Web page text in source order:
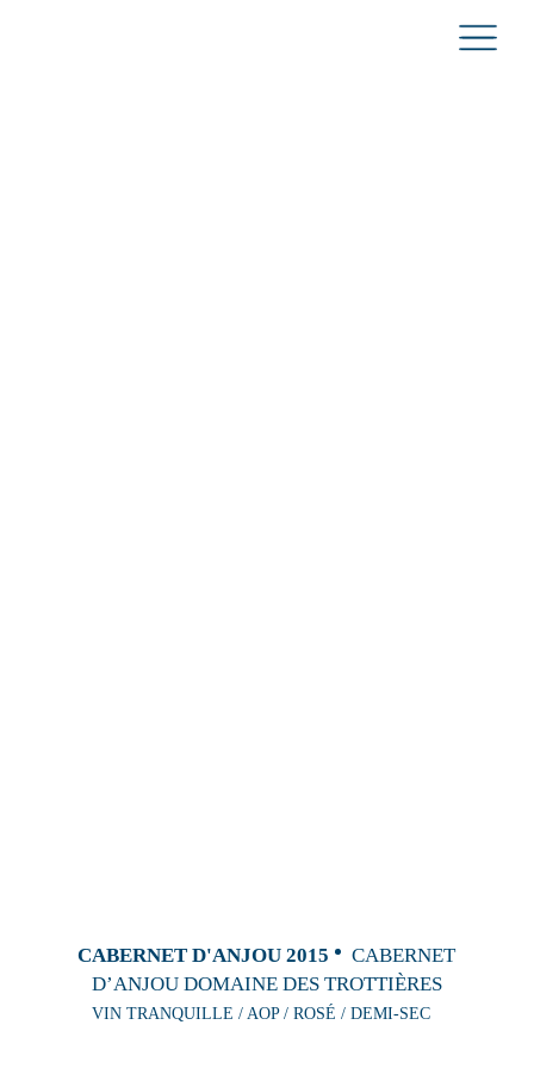
CABERNET D'ANJOU 2015
CABERNET
D’ANJOU DOMAINE DES TROTTIÈRES
VIN TRANQUILLE / AOP / ROSÉ / DEMI-SEC